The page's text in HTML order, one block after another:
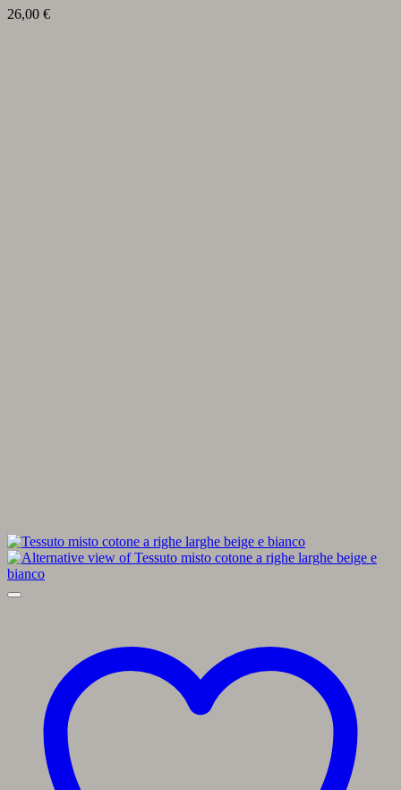
26,00 €